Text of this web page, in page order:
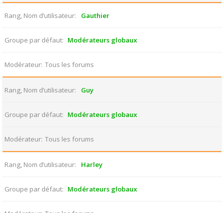
Rang, Nom d’utilisateur Gauthier
Groupe par défaut Modérateurs globaux
Modérateur Tous les forums
Rang, Nom d’utilisateur Guy
Groupe par défaut Modérateurs globaux
Modérateur Tous les forums
Rang, Nom d’utilisateur Harley
Groupe par défaut Modérateurs globaux